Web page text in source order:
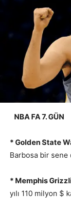
NBA FA 7. GÜN
* Golden State
Barbosa bir sene
* Memphis
yılı 110 milyon $